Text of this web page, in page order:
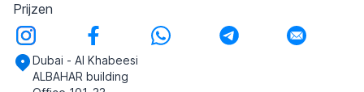
Prijzen
Dubai - Al Khabeesi
ALBAHAR building